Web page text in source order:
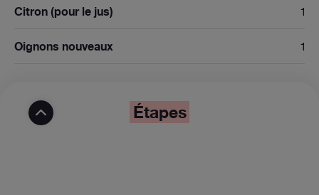
Citron (pour le jus) 1
Oignons nouveaux 1
Étapes